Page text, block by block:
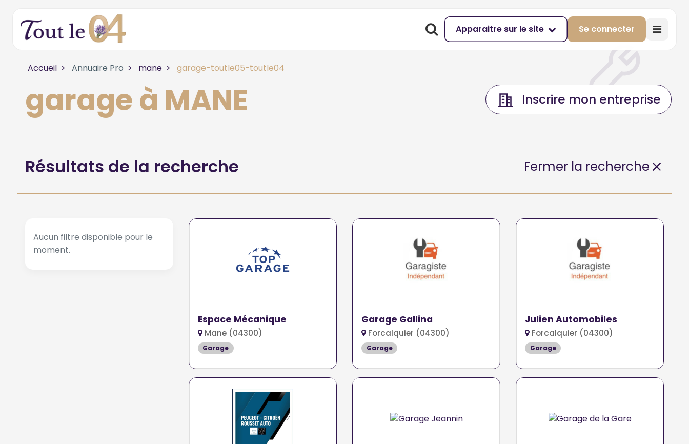
Apparaitre sur le site Se connecter
Accueil Annuaire Pro mane garage-toutle05-toutle04
garage à MANE Inscrire mon entreprise
Résultats de la recherche Fermer la recherche
Aucun filtre disponible pour le
moment.
Espace Mécanique
Mane (04300)
Garage
Garage Gallina
Forcalquier (04300)
Garage
Julien Automobiles
Forcalquier (04300)
Garage